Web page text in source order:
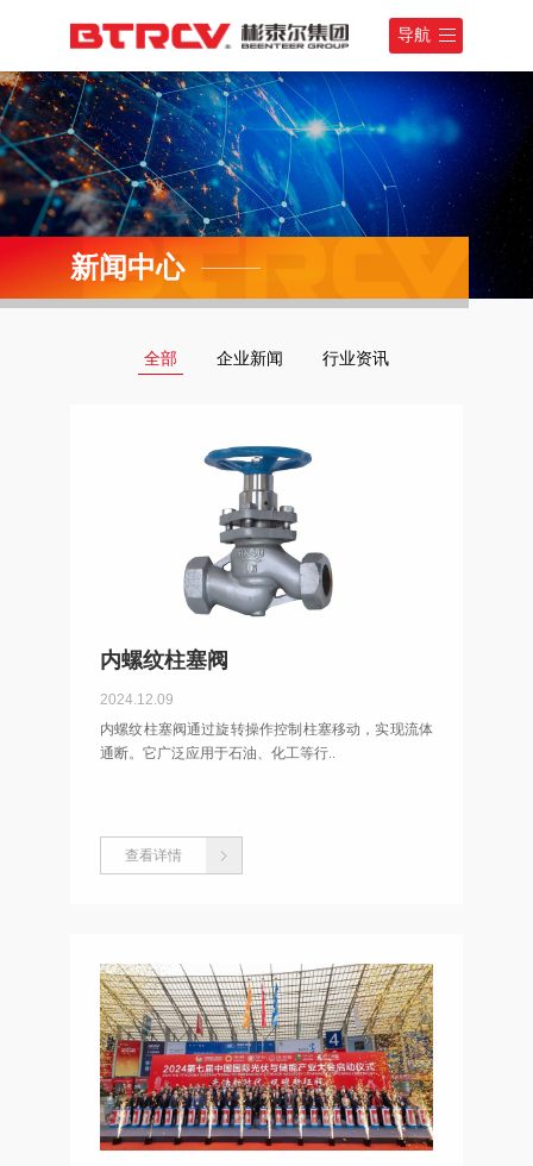
导航
新闻中心
全部 企业新闻 行业资讯
内螺纹柱塞阀
2024.12.09
内螺纹柱塞阀通过旋转操作控制柱塞移动，实现流体
通断。它广泛应用于石油、化工等行..
查看详情